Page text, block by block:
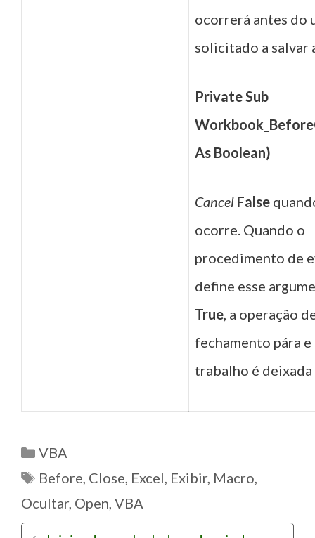
ocorrerá antes do
solicitado a salvar
Private Sub
As Boolean)
Cancel False
ocorre. Quando o
procedimento de
define esse
True, a operação
fechamento pára e
trabalho é
C
a
e
VBA
T
Before, Close, Excel, Exibir, Macro,
Ocultar, Open, VBA